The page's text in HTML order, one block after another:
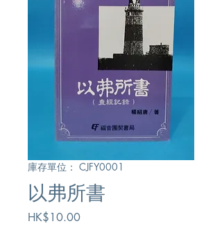
庫存單位： CJFY0001
以弗所書
HK$10.00價